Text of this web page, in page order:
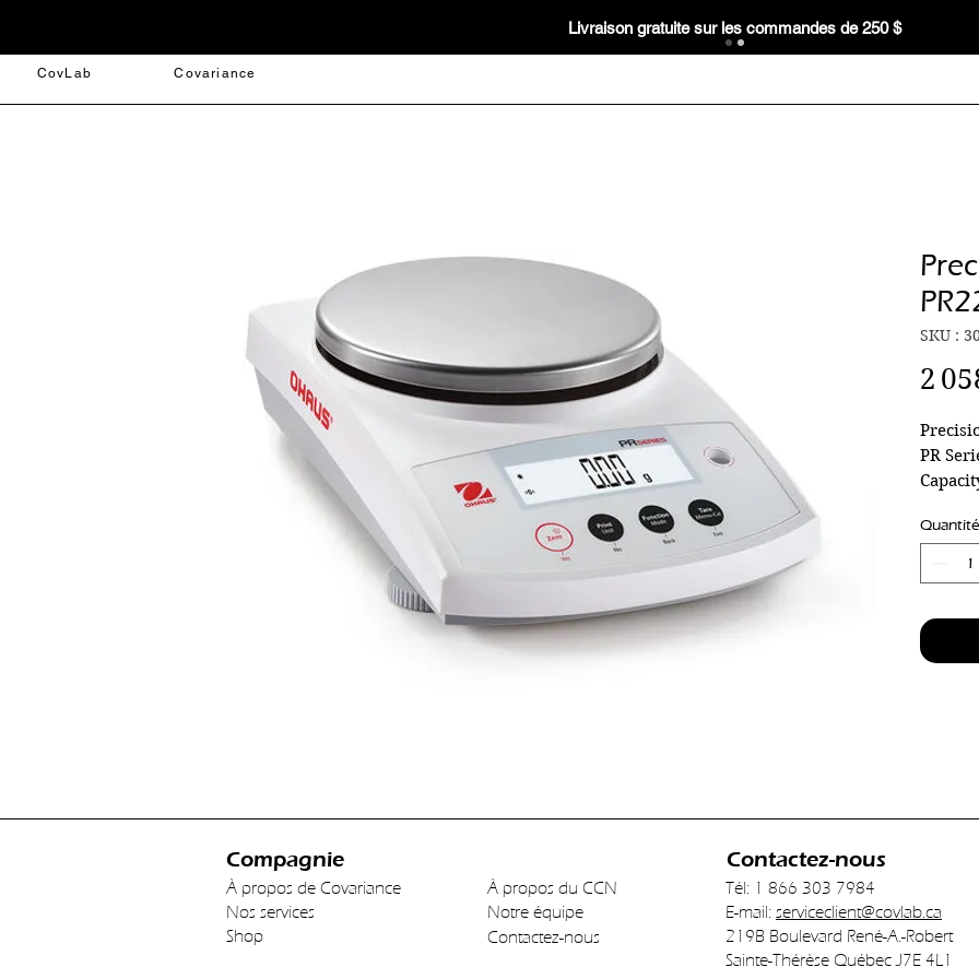
Livraison gratuite sur les commandes de 250 $
CovLab Covariance
SKU :
2
PR
Quantité
Compagnie
À propos de Covariance
Nos services
Shop
À propos du CCN
Notre équipe
Contactez-nous
Contactez-nous
Tél: 1 866 303 7984
E-mail: serviceclient@covlab.ca
219B Boulevard René-A.-Robert
Sainte-Thérèse Québec J7E 4L1